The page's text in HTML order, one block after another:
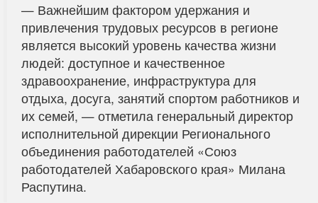
— Важнейшим фактором удержания и
привлечения трудовых ресурсов в регионе
является высокий уровень качества жизни
людей: доступное и качественное
здравоохранение, инфраструктура для
отдыха, досуга, занятий спортом работников и
их семей, — отметила генеральный директор
исполнительной дирекции Регионального
объединения работодателей «Союз
работодателей Хабаровского края» Милана
Распутина.